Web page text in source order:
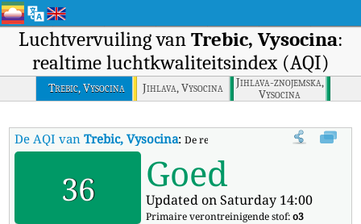
Luchtvervuiling van Trebic, Vysocina:
realtime luchtkwaliteitsindex (AQI)
Trebic, Vysocina Jihlava, Vysocina
Jihlava-znojemska,
Vysocina
De AQI vanTrebic, Vysocina:De realtime luchtkwaliteitsindex
36 Goed
Updated on Saturday 14:00
Primaire verontreinigende stof:o3